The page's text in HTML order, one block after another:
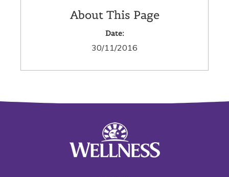
About This Page
Date:
30/11/2016